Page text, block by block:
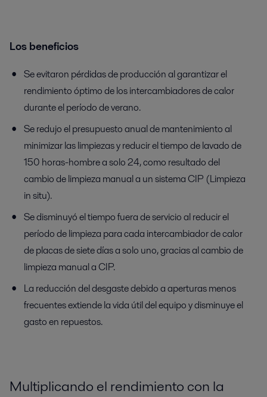
Los beneficios
Se evitaron pérdidas de producción al garantizar el
rendimiento óptimo de los intercambiadores de calor
durante el período de verano.
Se redujo el presupuesto anual de mantenimiento al
minimizar las limpiezas y reducir el tiempo de lavado de
150 horas-hombre a solo 24, como resultado del
cambio de limpieza manual a un sistema CIP (Limpieza
in situ).
Se disminuyó el tiempo fuera de servicio al reducir el
período de limpieza para cada intercambiador de calor
de placas de siete días a solo uno, gracias al cambio de
limpieza manual a CIP.
La reducción del desgaste debido a aperturas menos
frecuentes extiende la vida útil del equipo y disminuye el
gasto en repuestos.
Multiplicando el rendimiento con la